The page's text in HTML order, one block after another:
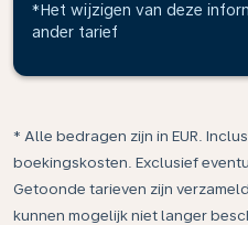
*Het wijzigen van deze
ander tarief
* Alle bedragen zijn in EUR.
boekingskosten. Exclusief
Getoonde tarieven zijn
kunnen mogelijk niet langer